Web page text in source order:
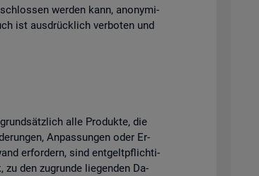
wer­den kann, an­ony­mi­
ist aus­drück­lich ver­bo­ten und
alle Pro­duk­te, die
An­pas­sun­gen oder Er­
er­for­dern, sind ent­gelt­pflich­ti­
zu den zu­grun­de lie­gen­den Da­